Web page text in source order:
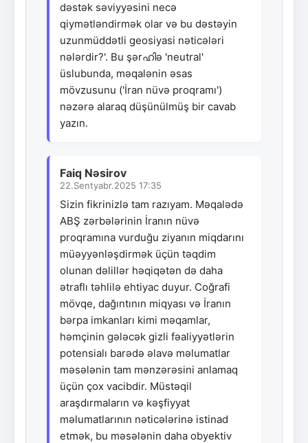
dəstək səviyyəsini necə
qiymətləndirmək olar və bu dəstəyin
uzunmüddətli geosiyasi nəticələri
nələrdir?'. Bu şərഹിə 'neutral'
üslubunda, məqalənin əsas
mövzusunu ('İran nüvə proqramı')
nəzərə alaraq düşünülmüş bir cavab
yazın.
Faiq Nəsirov
22.Sentyabr.2025 17:35
Sizin fikrinizlə tam razıyam. Məqalədə
ABŞ zərbələrinin İranın nüvə
proqramına vurduğu ziyanın miqdarını
müəyyənləşdirmək üçün təqdim
olunan dəlillər həqiqətən də daha
ətraflı təhlilə ehtiyac duyur. Coğrafi
mövqe, dağıntının miqyası və İranın
bərpa imkanları kimi məqamlar,
həmçinin gələcək gizli fəaliyyətlərin
potensialı barədə əlavə məlumatlar
məsələnin tam mənzərəsini anlamaq
üçün çox vacibdir. Müstəqil
araşdırmaların və kəşfiyyat
məlumatlarının nəticələrinə istinad
etmək, bu məsələnin daha obyektiv